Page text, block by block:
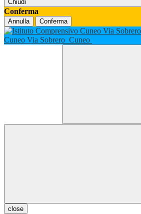
Chiudi
Conferma
Annulla Conferma
Cuneo Via Sobrero Cuneo
close